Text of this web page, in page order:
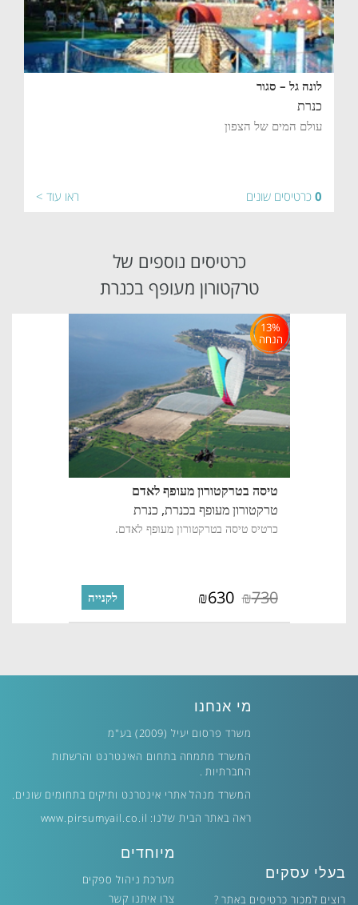
לונה גל – סגור
כנרת
עולם המים של הצפון
0 כרטיסים שונים ראו עוד >
כרטיסים נוספים של
טרקטורון מעופף בכנרת
13%
הנחה
טיסה בטרקטורון מעופף לאדם
טרקטורון מעופף בכנרת, כנרת
כרטיס טיסה בטרקטורון מעופף לאדם.
₪730
₪630 לקנייה
מי אנחנו
משרד פרסום יעיל (2009) בע"מ
המשרד מתמחה בתחום האינטרנט והרשתות
החברתיות .
המשרד מנהל אתרי אינטרנט ותיקים בתחומים שונים.
ראה באתר הבית שלנו: www.pirsumyail.co.il
בעלי עסקים
רוצים למכור כרטיסים באתר ?
מיוחדים
מערכת ניהול ספקים
צרו איתנו קשר